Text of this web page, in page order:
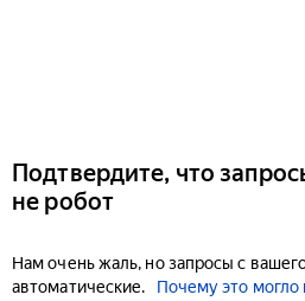
Подтвердите, что
не робот
Нам очень жаль, но запросы с
автоматические.
Почему это могло